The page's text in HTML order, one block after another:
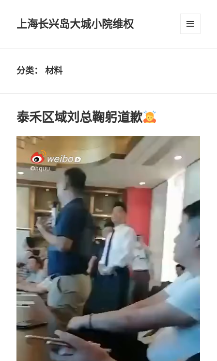
上海长兴岛大城小院维权
分类：材料
泰禾区域刘总鞠躬道歉